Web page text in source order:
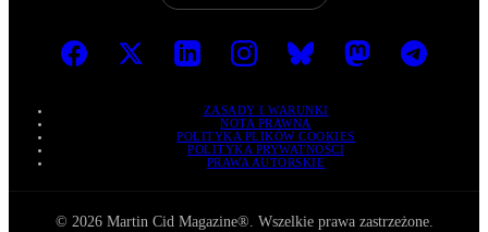
ZASADY I WARUNKI
NOTA PRAWNA
POLITYKA PLIKÓW COOKIES
POLITYKA PRYWATNOŚCI
PRAWA AUTORSKIE
© 2026 Martin Cid Magazine®. Wszelkie prawa zastrzeżone.